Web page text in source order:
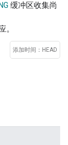
缓冲区收集尚
。
添加时间：HEAD